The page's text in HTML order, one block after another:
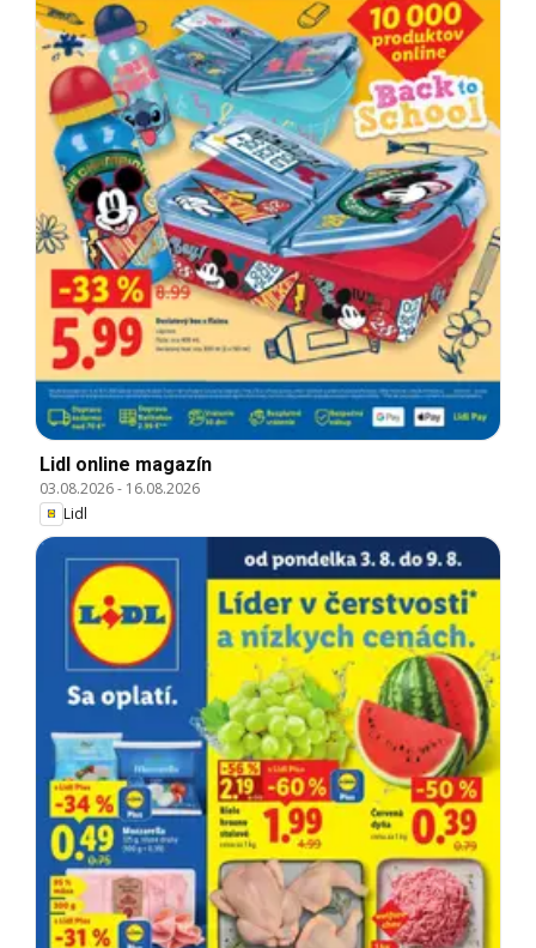
Lidl online magazín
03.08.2026- 16.08.2026
Lidl